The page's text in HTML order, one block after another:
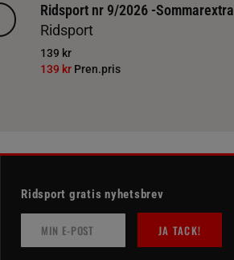
Ridsport nr 9/2026 -Sommarextra
Ridsport
139 kr
139 kr Pren.pris
Ridsport gratis nyhetsbrev
JA TACK!